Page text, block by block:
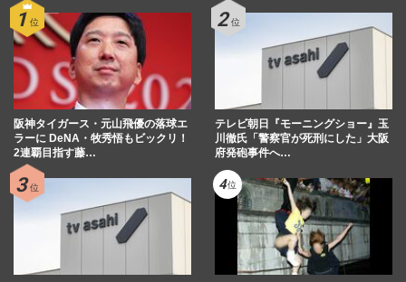
阪神タイガース・元山飛優の落球エ
ラーに DeNA・牧秀悟もビックリ！
2連覇目指す藤…
テレビ朝日『モーニングショー』玉
川徹氏「警察官が死刑にした」大阪
府発砲事件へ…